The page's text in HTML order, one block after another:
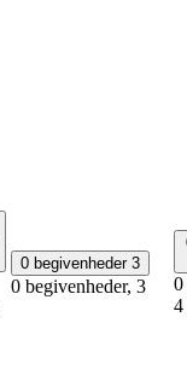
0 begivenheder 3
0 begivenheder, 3
0
4